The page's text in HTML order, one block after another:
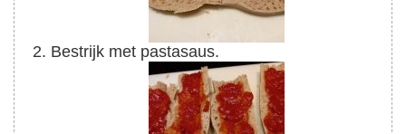
Bestrijk met pastasaus.